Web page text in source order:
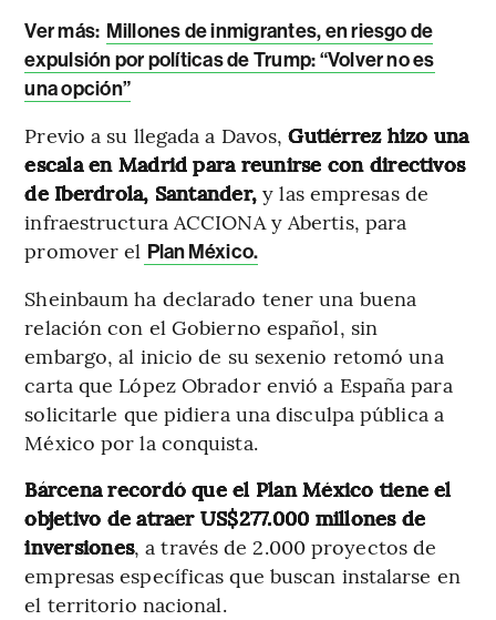
Ver más: Millones de inmigrantes, en riesgo de
expulsión por políticas de Trump: “Volver no es
una opción”
Previo a su llegada a Davos,Gutiérrez hizo una
escala en Madrid para reunirse con directivos
de Iberdrola, Santander, y las empresas de
infraestructura ACCIONA y Abertis, para
promover el Plan México.
Sheinbaum ha declarado tener una buena
relación con el Gobierno español, sin
embargo, al inicio de su sexenio retomó una
carta que López Obrador envió a España para
solicitarle que pidiera una disculpa pública a
México por la conquista.
Bárcena recordó que el Plan México tiene el
objetivo de atraer US$277.000 millones de
inversiones, a través de 2.000 proyectos de
empresas específicas que buscan instalarse en
el territorio nacional.